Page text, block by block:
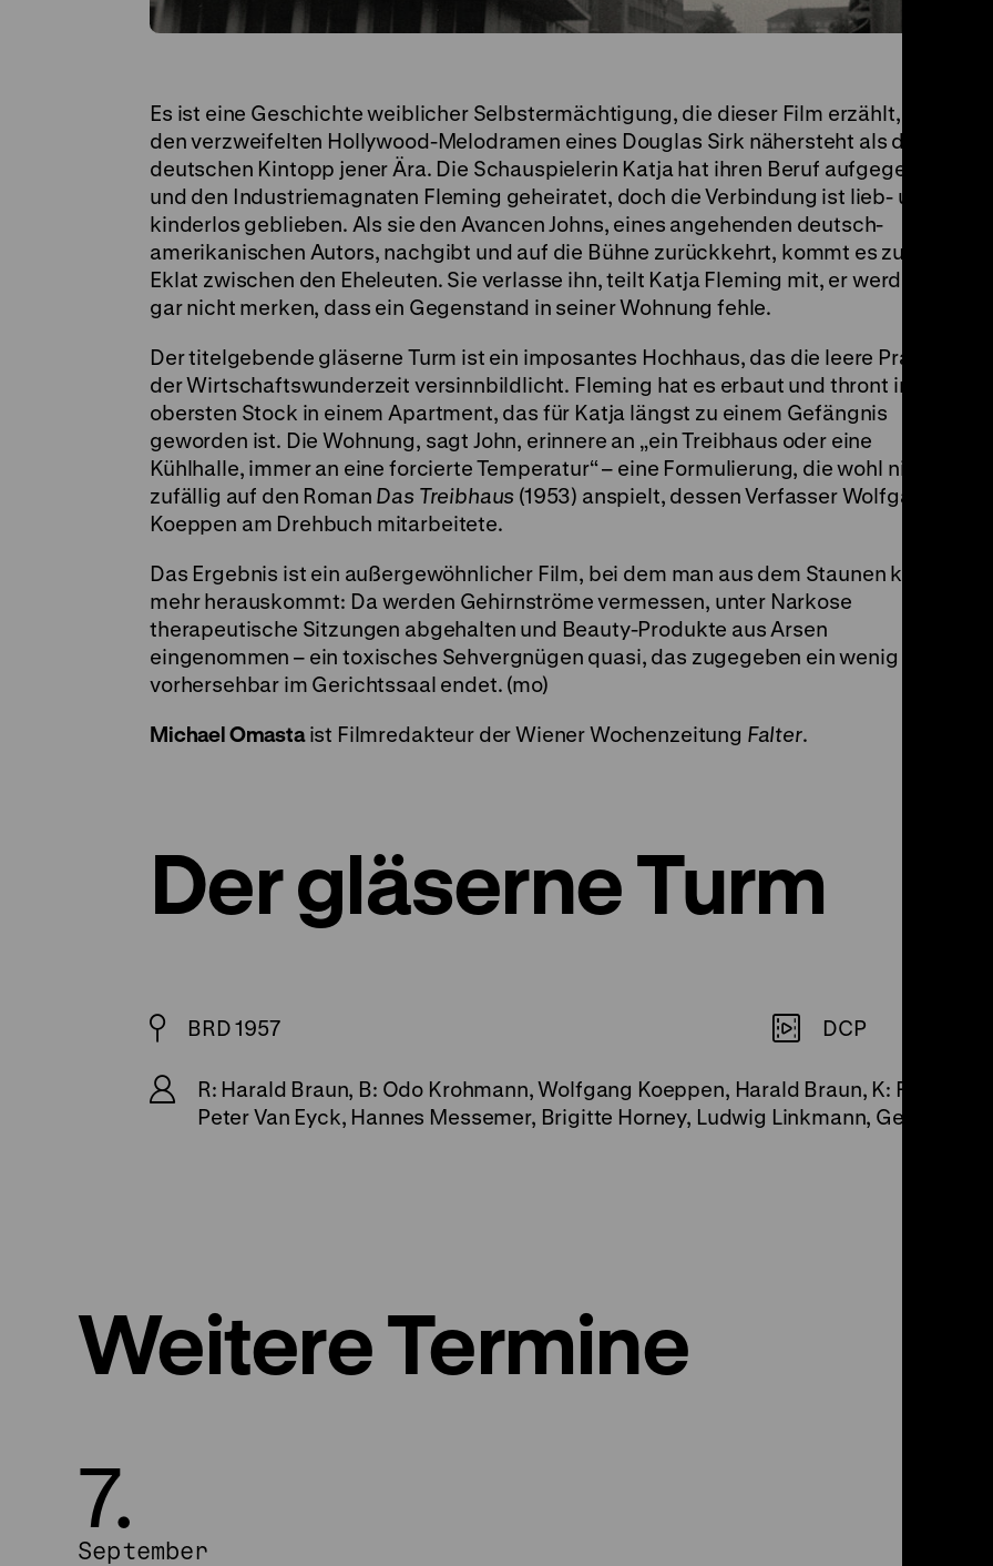
Es ist eine Geschichte weiblicher Selbstermächtigung, die dieser Film erzählt, der
den verzweifelten Hollywood-Melodramen eines Douglas Sirk nähersteht als dem
deutschen Kintopp jener Ära. Die Schauspielerin Katja hat ihren Beruf aufgegeben
und den Industriemagnaten Fleming geheiratet, doch die Verbindung ist lieb- und
kinderlos geblieben. Als sie den Avancen Johns, eines angehenden deutsch-
amerikanischen Autors, nachgibt und auf die Bühne zurückkehrt, kommt es zum
Eklat zwischen den Eheleuten. Sie verlasse ihn, teilt Katja Fleming mit, er werde es
gar nicht merken, dass ein Gegenstand in seiner Wohnung fehle.
Der titelgebende gläserne Turm ist ein imposantes Hochhaus, das die leere Pracht
der Wirtschaftswunderzeit versinnbildlicht. Fleming hat es erbaut und thront im
obersten Stock in einem Apartment, das für Katja längst zu einem Gefängnis
geworden ist. Die Wohnung, sagt John, erinnere an „ein Treibhaus oder eine
Kühlhalle, immer an eine forcierte Temperatur“ – eine Formulierung, die wohl nicht
zufällig auf den Roman Das Treibhaus (1953) anspielt, dessen Verfasser Wolfgang
Koeppen am Drehbuch mitarbeitete.
Das Ergebnis ist ein außergewöhnlicher Film, bei dem man aus dem Staunen kaum
mehr herauskommt: Da werden Gehirnströme vermessen, unter Narkose
therapeutische Sitzungen abgehalten und Beauty-Produkte aus Arsen
eingenommen – ein toxisches Sehvergnügen quasi, das zugegeben ein wenig
vorhersehbar im Gerichtssaal endet. (mo)
Michael Omastaist Filmredakteur der Wiener Wochenzeitung Falter.
Der gläserne Turm
BRD 1957 DCP
R: Harald Braun, B: Odo Krohmann, Wolfgang Koeppen, Harald Braun, K: Friedl
Peter Van Eyck, Hannes Messemer, Brigitte Horney, Ludwig Linkmann, Gerd
Weitere Termine
Zum
Ende
des
Sliders
7.
September
7.
September